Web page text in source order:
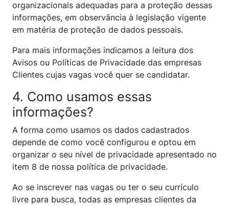
organizacionais adequadas para a proteção dessas
informações, em observância à legislação vigente
em matéria de proteção de dados pessoais.
Para mais informações indicamos a leitura dos
Avisos ou Políticas de Privacidade das empresas
Clientes cujas vagas você quer se candidatar.
4. Como usamos essas
informações?
A forma como usamos os dados cadastrados
depende de como você configurou e optou em
organizar o seu nível de privacidade apresentado no
item 8 de nossa política de privacidade.
Ao se inscrever nas vagas ou ter o seu currículo
livre para busca, todas as empresas clientes da